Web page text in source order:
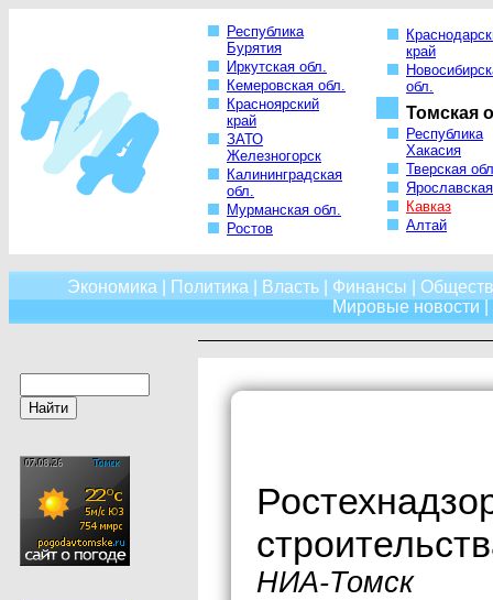
Республика
Бурятия
Иркутская обл.
Кемеровская обл.
Красноярский
край
ЗАТО
Железногорск
Калининградская
обл.
Мурманская обл.
Ростов
край
обл.
Томская
Республика
Хакасия
Тверская
Кавказ
Алтай
Экономика Политика Власть| Финансы
Мировые новости
НИА-Томск